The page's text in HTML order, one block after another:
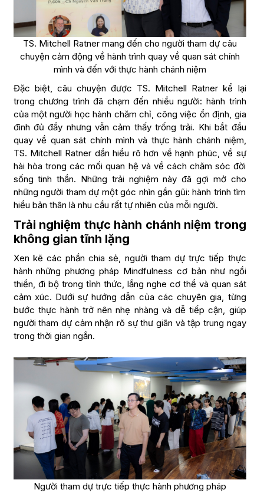
TS. Mitchell Ratner mang đến cho người tham dự câu
chuyện cảm động về hành trình quay về quan sát chính
mình và đến với thực hành chánh niệm
Đặc biệt, câu chuyện được TS. Mitchell Ratner kể lại
trong chương trình đã chạm đến nhiều người: hành trình
của một người học hành chăm chỉ, công việc ổn định, gia
đình đủ đầy nhưng vẫn cảm thấy trống trải. Khi bắt đầu
quay về quan sát chính mình và thực hành chánh niệm,
TS. Mitchell Ratner dần hiểu rõ hơn về hạnh phúc, về sự
hài hòa trong các mối quan hệ và về cách chăm sóc đời
sống tinh thần. Những trải nghiệm này đã gợi mở cho
những người tham dự một góc nhìn gần gũi: hành trình tìm
hiểu bản thân là nhu cầu rất tự nhiên của mỗi người.
Trải nghiệm thực hành chánh niệm trong
không gian tĩnh lặng
Xen kẽ các phần chia sẻ, người tham dự trực tiếp thực
hành những phương pháp Mindfulness cơ bản như ngồi
thiền, đi bộ trong tỉnh thức, lắng nghe cơ thể và quan sát
cảm xúc. Dưới sự hướng dẫn của các chuyên gia, từng
bước thực hành trở nên nhẹ nhàng và dễ tiếp cận, giúp
người tham dự cảm nhận rõ sự thư giãn và tập trung ngay
trong thời gian ngắn.
Người tham dự trực tiếp thực hành phương pháp